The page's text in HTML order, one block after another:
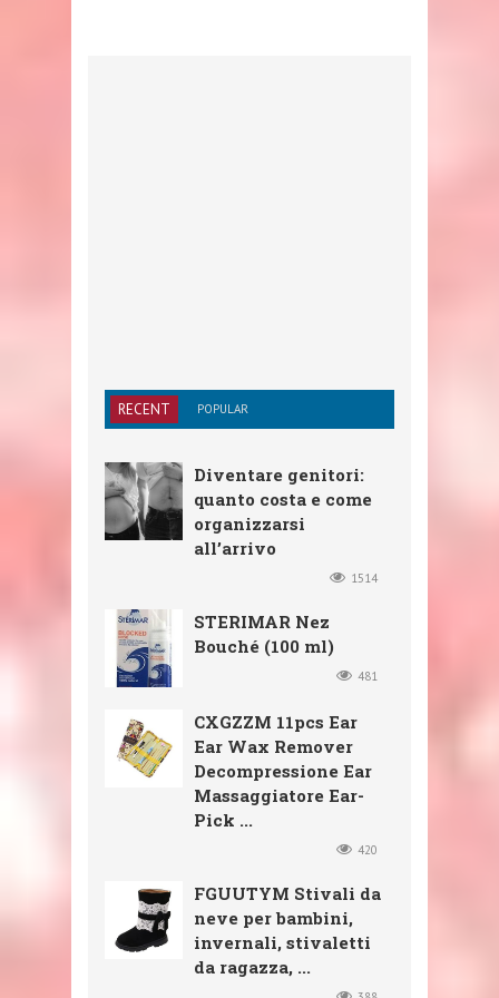
RECENT POPULAR
Diventare genitori:
quanto costa e come
organizzarsi
all’arrivo
1514
STERIMAR Nez
Bouché (100 ml)
481
CXGZZM 11pcs Ear
Ear Wax Remover
Decompressione Ear
Massaggiatore Ear-
Pick ...
420
FGUUTYM Stivali da
neve per bambini,
invernali, stivaletti
da ragazza, ...